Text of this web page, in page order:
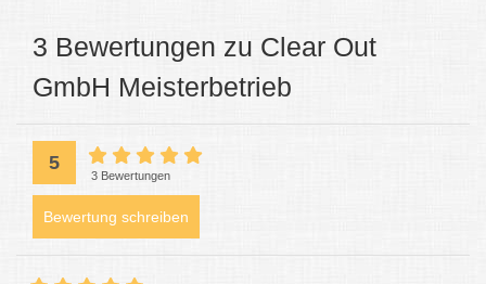
3 Bewertungen zu Clear Out
GmbH Meisterbetrieb
5
3 Bewertungen
Bewertung schreiben